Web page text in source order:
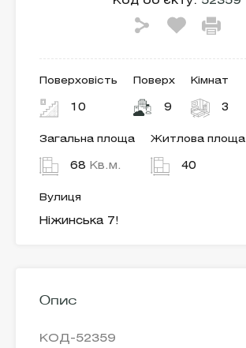
Поверховість
10
Поверх
9
Кімнат
3
Загальна площа
68 Кв.м.
Житлова площа
40
Вулиця
Ніжинська 7!
Опис
КОД-52359